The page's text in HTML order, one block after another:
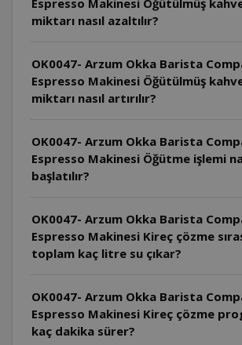
miktarı nasıl azaltılır?
OK0047- Arzum Okka Barista
Espresso Makinesi Öğütülmüş
miktarı nasıl artırılır?
OK0047- Arzum Okka Barista
Espresso Makinesi Öğütme işlemi
başlatılır?
OK0047- Arzum Okka Barista
Espresso Makinesi Kireç çözme
toplam kaç litre su çıkar?
OK0047- Arzum Okka Barista
Espresso Makinesi Kireç çözme
kaç dakika sürer?